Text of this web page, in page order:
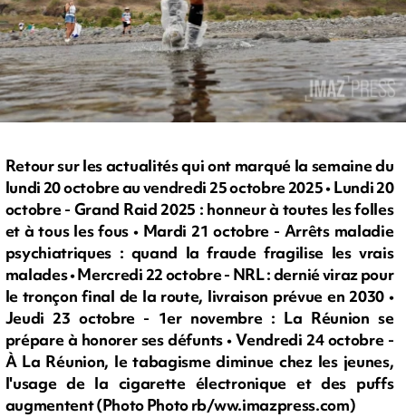
Retour sur les actualités qui ont marqué la semaine du
lundi 20 octobre au vendredi 25 octobre 2025 • Lundi 20
octobre - Grand Raid 2025 : honneur à toutes les folles
et à tous les fous • Mardi 21 octobre - Arrêts maladie
psychiatriques : quand la fraude fragilise les vrais
malades • Mercredi 22 octobre - NRL : dernié viraz pour
le tronçon final de la route, livraison prévue en 2030 •
Jeudi 23 octobre - 1er novembre : La Réunion se
prépare à honorer ses défunts • Vendredi 24 octobre -
À La Réunion, le tabagisme diminue chez les jeunes,
l'usage de la cigarette électronique et des puffs
augmentent (Photo Photo rb/ww.imazpress.com)